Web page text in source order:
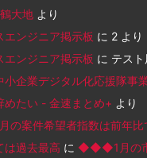
鶴大地 より
エンジニア掲示板 に 2 より
エンジニア掲示板 に テスト
小企業デジタル化応援隊事
めたい - 金速まとめ+ より
月の案件希望者指数は前年比
は過去最高 に ◆◆◆1月の